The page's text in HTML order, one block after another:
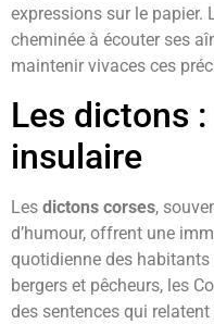
expressions sur le papier.
cheminée à écouter ses
maintenir vivaces ces
Les dictons
insulaire
Les dictons corses,
d’humour, offrent une
quotidienne des habitants
bergers et pêcheurs, les
des sentences qui